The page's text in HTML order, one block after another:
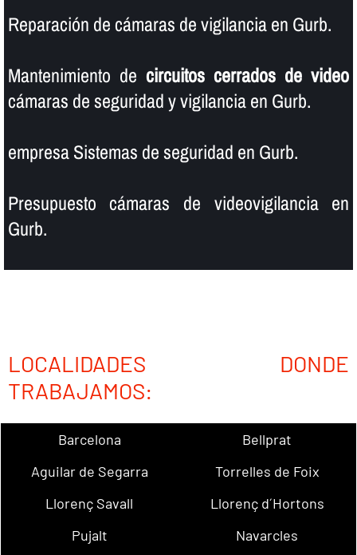
Reparación de cámaras de vigilancia en Gurb.
Mantenimiento de circuitos cerrados de video
cámaras de seguridad y vigilancia en Gurb.
empresa Sistemas de seguridad en Gurb.
Presupuesto cámaras de videovigilancia en
Gurb.
LOCALIDADES DONDE
TRABAJAMOS:
Barcelona
Bellprat
Aguilar de Segarra
Torrelles de Foix
Llorenç Savall
Llorenç d´Hortons
Pujalt
Navarcles